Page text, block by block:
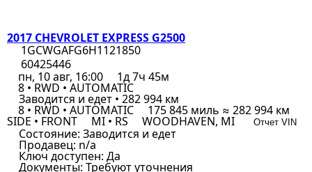
2017 CHEVROLET EXPRESS G2500
1GCWGAFG6H1121850
60425446
пн, 10 авг, 16:00
1д 7ч 45м
8 • RWD • AUTOMATIC
Заводится и едет • 282 994 км
8 • RWD • AUTOMATIC 175 845 миль ≈ 282 994 км
SIDE • FRONT MI • RS WOODHAVEN, MI Отчет VIN
Состояние: Заводится и едет
Продавец: n/a
Ключ доступен: Да
Документы: Требуют уточнения